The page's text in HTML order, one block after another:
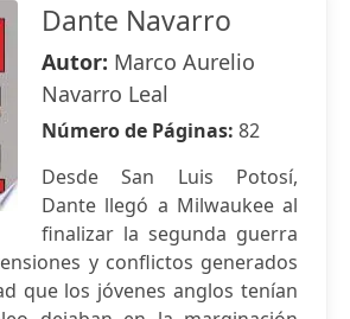
Dante Navarro
Autor: Marco Aurelio
Navarro Leal
Número de Páginas: 82
Desde San Luis Potosí,
Dante llegó a Milwaukee al
finalizar la segunda guerra
y conflictos generados
que los jóvenes anglos tenían